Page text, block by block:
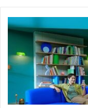
R
ü
â
r
z